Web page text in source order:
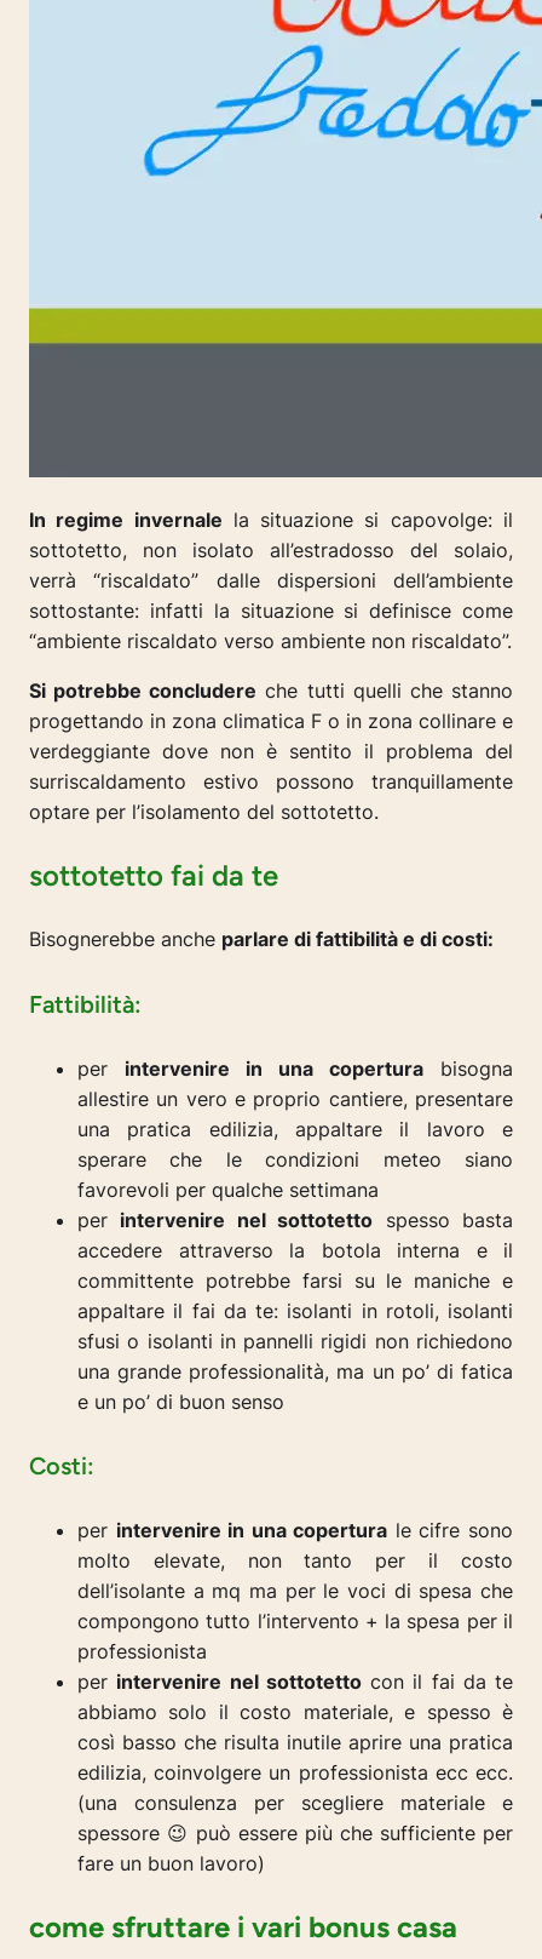
In regime invernale la situazione si capovolge: il
sottotetto, non isolato all’estradosso del solaio,
verrà “riscaldato” dalle dispersioni dell’ambiente
sottostante: infatti la situazione si definisce come
“ambiente riscaldato verso ambiente non riscaldato”.
Si potrebbe concludere che tutti quelli che stanno
progettando in zona climatica F o in zona collinare e
verdeggiante dove non è sentito il problema del
surriscaldamento estivo possono tranquillamente
optare per l’isolamento del sottotetto.
sottotetto fai da te
Bisognerebbe anche parlare di fattibilità e di costi:
Fattibilità:
per intervenire in una copertura bisogna
allestire un vero e proprio cantiere, presentare
una pratica edilizia, appaltare il lavoro e
sperare che le condizioni meteo siano
favorevoli per qualche settimana
per intervenire nel sottotetto spesso basta
accedere attraverso la botola interna e il
committente potrebbe farsi su le maniche e
appaltare il fai da te: isolanti in rotoli, isolanti
sfusi o isolanti in pannelli rigidi non richiedono
una grande professionalità, ma un po’ di fatica
e un po’ di buon senso
Costi:
per intervenire in una copertura le cifre sono
molto elevate, non tanto per il costo
dell’isolante a mq ma per le voci di spesa che
compongono tutto l’intervento + la spesa per il
professionista
per intervenire nel sottotettocon il fai da te
abbiamo solo il costo materiale, e spesso è
così basso che risulta inutile aprire una pratica
edilizia, coinvolgere un professionista ecc ecc.
(una consulenza per scegliere materiale e
spessore 😉 può essere più che sufficiente per
fare un buon lavoro)
come sfruttare i vari bonus casa